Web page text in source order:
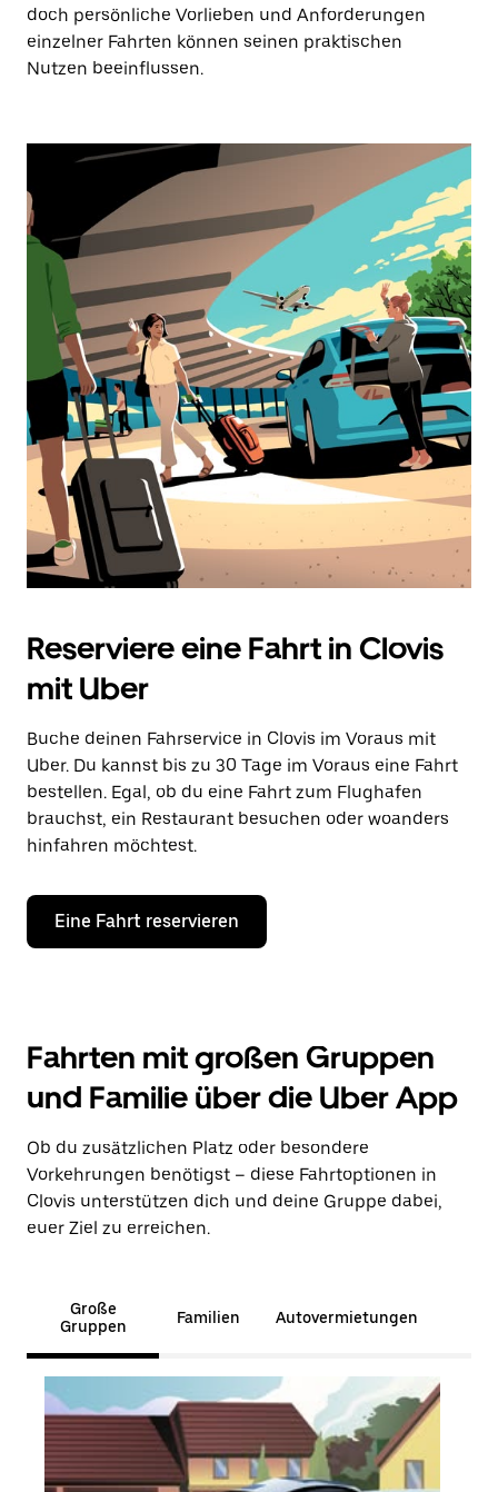
doch persönliche Vorlieben und Anforderungen
einzelner Fahrten können seinen praktischen
Nutzen beeinflussen.
Reserviere eine Fahrt in Clovis
mit Uber
Buche deinen Fahrservice in Clovis im Voraus mit
Uber. Du kannst bis zu 30 Tage im Voraus eine Fahrt
bestellen. Egal, ob du eine Fahrt zum Flughafen
brauchst, ein Restaurant besuchen oder woanders
hinfahren möchtest.
Eine Fahrt reservieren
Fahrten mit großen Gruppen
und Familie über die Uber App
Ob du zusätzlichen Platz oder besondere
Vorkehrungen benötigst – diese Fahrtoptionen in
Clovis unterstützen dich und deine Gruppe dabei,
euer Ziel zu erreichen.
Große
Gruppen
Familien Autovermietungen